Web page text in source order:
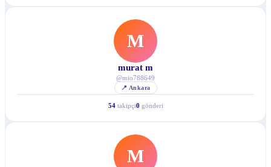
M
murat m
@mio788649
📍 Ankara
54 takipçi0 gönderi
M